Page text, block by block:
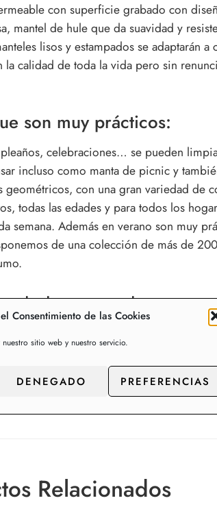
Consentimiento de las Cookies
sitio web y nuestro servicio.
DENEGADO PREFERENCIAS
con superficie grabado con
de hule que da suavidad y
lisos y estampados se adaptarán
la calidad de toda la vida pero sin
son muy prácticos:
celebraciones… se pueden
incluso como manta de picnic y
con una gran variedad de
todas las edades y para todos los
semana. Además en verano son muy
de una colección de más de
con nosotros para
Relacionados